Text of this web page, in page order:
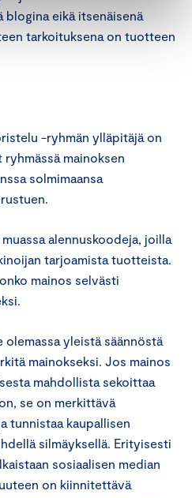
blogina eikä itsenäisenä
tarkoituksena on tuotteen
-ryhmän ylläpitäjä on
ryhmässä mainoksen
solmimaansa
alennuskoodeja, joilla
tarjoamista tuotteista.
mainos selvästi
yleistä säännöstä
mainokseksi. Jos mainos
mahdollista sekoittaa
se on merkittävä
tunnistaa kaupallisen
silmäyksellä. Erityisesti
sosiaalisen median
on kiinnitettävä